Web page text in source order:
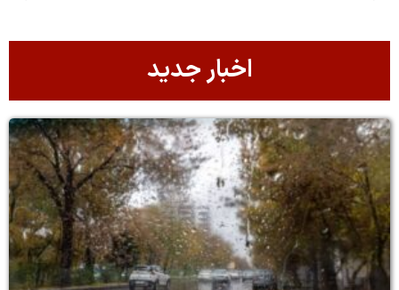
اخبار جدید